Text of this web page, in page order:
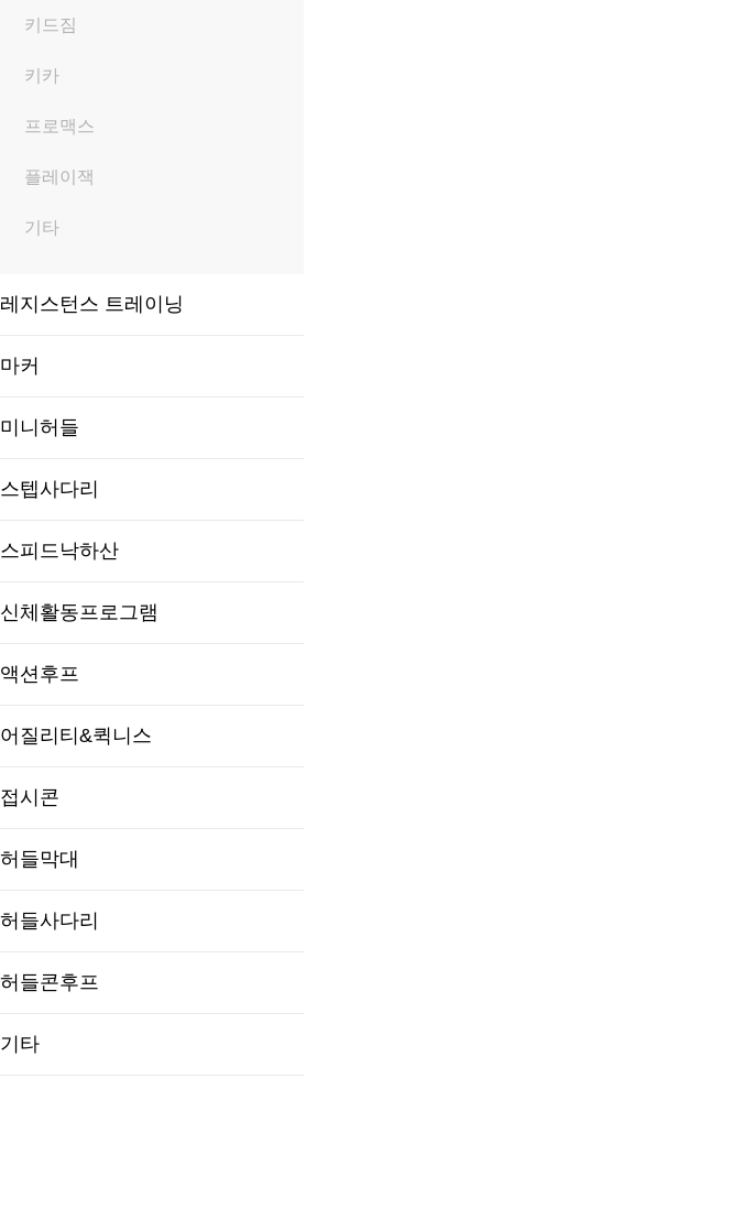
키드짐
키카
프로맥스
플레이잭
기타
레지스턴스 트레이닝
마커
미니허들
스텝사다리
스피드낙하산
신체활동프로그램
액션후프
어질리티&퀵니스
접시콘
허들막대
허들사다리
허들콘후프
기타